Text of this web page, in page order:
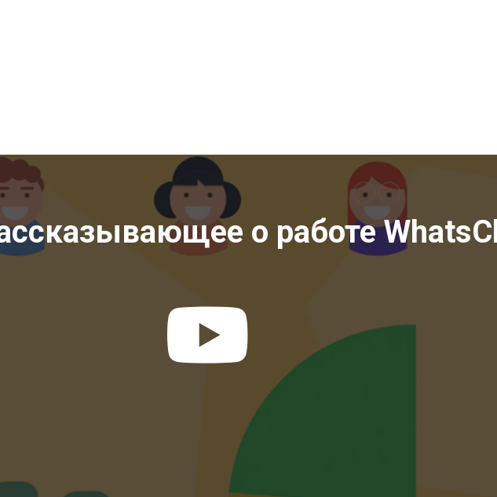
о работе